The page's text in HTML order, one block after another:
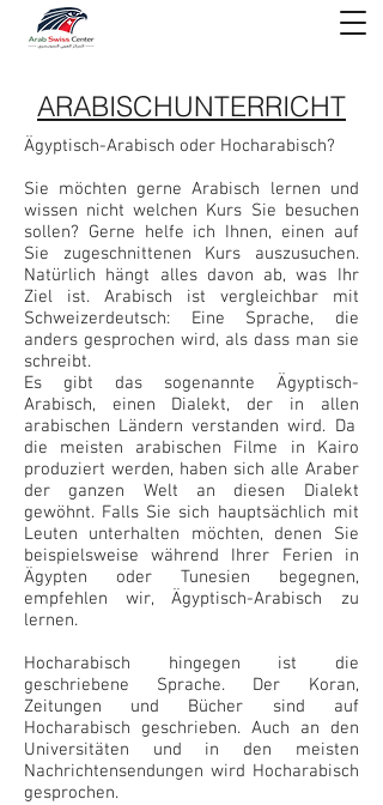
ARABISCHUNTERRICHT
Ägyptisch-Arabisch oder Hocharabisch?
Sie möchten gerne Arabisch lernen und
wissen nicht welchen Kurs Sie besuchen
sollen? Gerne helfe ich Ihnen, einen auf
Sie zugeschnittenen Kurs auszusuchen.
Natürlich hängt alles davon ab, was Ihr
Ziel ist. Arabisch ist vergleichbar mit
Schweizerdeutsch: Eine Sprache, die
anders gesprochen wird, als dass man sie
schreibt.
Es gibt das sogenannte Ägyptisch-
Arabisch, einen Dialekt, der in allen
arabischen Ländern verstanden wird. Da
die meisten arabischen Filme in Kairo
produziert werden, haben sich alle Araber
der ganzen Welt an diesen Dialekt
gewöhnt. Falls Sie sich hauptsächlich mit
Leuten unterhalten möchten, denen Sie
beispielsweise während Ihrer Ferien in
Ägypten oder Tunesien begegnen,
empfehlen wir, Ägyptisch-Arabisch zu
lernen.
Hocharabisch hingegen ist die
geschriebene Sprache. Der Koran,
Zeitungen und Bücher sind auf
Hocharabisch geschrieben. Auch an den
Universitäten und in den meisten
Nachrichtensendungen wird Hocharabisch
gesprochen.